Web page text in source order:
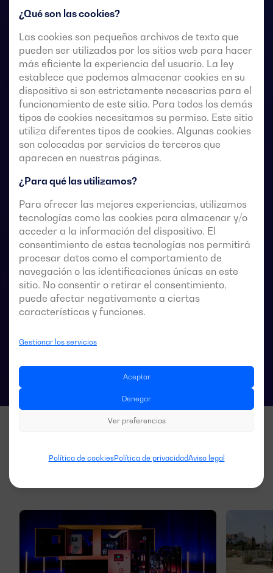
¿Qué son las cookies?
Las cookies son pequeños archivos de texto que
pueden ser utilizados por los sitios web para hacer
más eficiente la experiencia del usuario. La ley
establece que podemos almacenar cookies en su
dispositivo si son estrictamente necesarias para el
funcionamiento de este sitio. Para todos los demás
tipos de cookies necesitamos su permiso. Este sitio
utiliza diferentes tipos de cookies. Algunas cookies
son colocadas por servicios de terceros que
aparecen en nuestras páginas.
¿Para qué las utilizamos?
Para ofrecer las mejores experiencias, utilizamos
tecnologías como las cookies para almacenar y/o
acceder a la información del dispositivo. El
consentimiento de estas tecnologías nos permitirá
procesar datos como el comportamiento de
navegación o las identificaciones únicas en este
sitio. No consentir o retirar el consentimiento,
puede afectar negativamente a ciertas
características y funciones.
Gestionar los servicios
Aceptar
Denegar
Ver preferencias
Política de cookiesPolítica de privacidadAviso legal
Conmutadores de transferencia de accionamiento
remoto de 4 polos con corte plenamente aparente.
Permiten la transferencia en carga de dos fuentes
trifásicas a través de contactos remotos sin tensión,
desde un controlador automático externo, usando
Están diseñados para usarse en sistemas de
alimentación de baja tensión donde es aceptable una
breve interrupción de la alimentación de la carga
durante la transferencia.